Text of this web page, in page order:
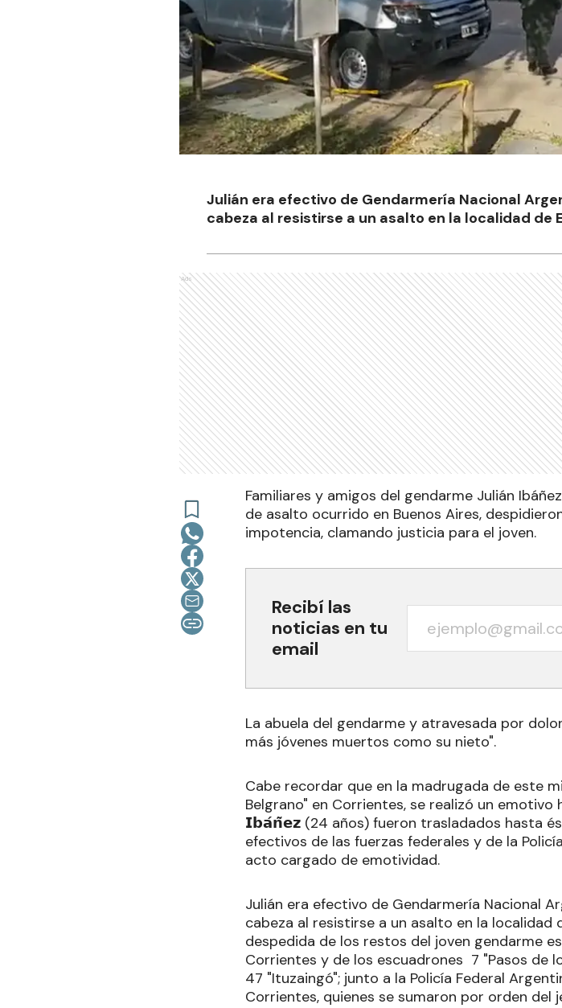
Julián era efectivo de Gendarmería Nacional
cabeza al resistirse a un asalto en la localidad de
Ads
Familiares y amigos del gendarme Julián
de asalto ocurrido en Buenos Aires,
impotencia, clamando justicia para el joven.
Recibí las
noticias en tu
email
La abuela del gendarme y atravesada por
más jóvenes muertos como su nieto".
Cabe recordar que en la madrugada de este
Belgrano" en Corrientes, se realizó un
𝗜𝗯𝗮́𝗻̃𝗲𝘇 (24 años) fueron trasladados hasta
efectivos de las fuerzas federales y de la
acto cargado de emotividad.
Julián era efectivo de Gendarmería Nacional
cabeza al resistirse a un asalto en la localidad
despedida de los restos del joven gendarme
Corrientes y de los escuadrones 7 "Pasos de
47 "Ituzaingó"; junto a la Policía Federal
Corrientes, quienes se sumaron por orden